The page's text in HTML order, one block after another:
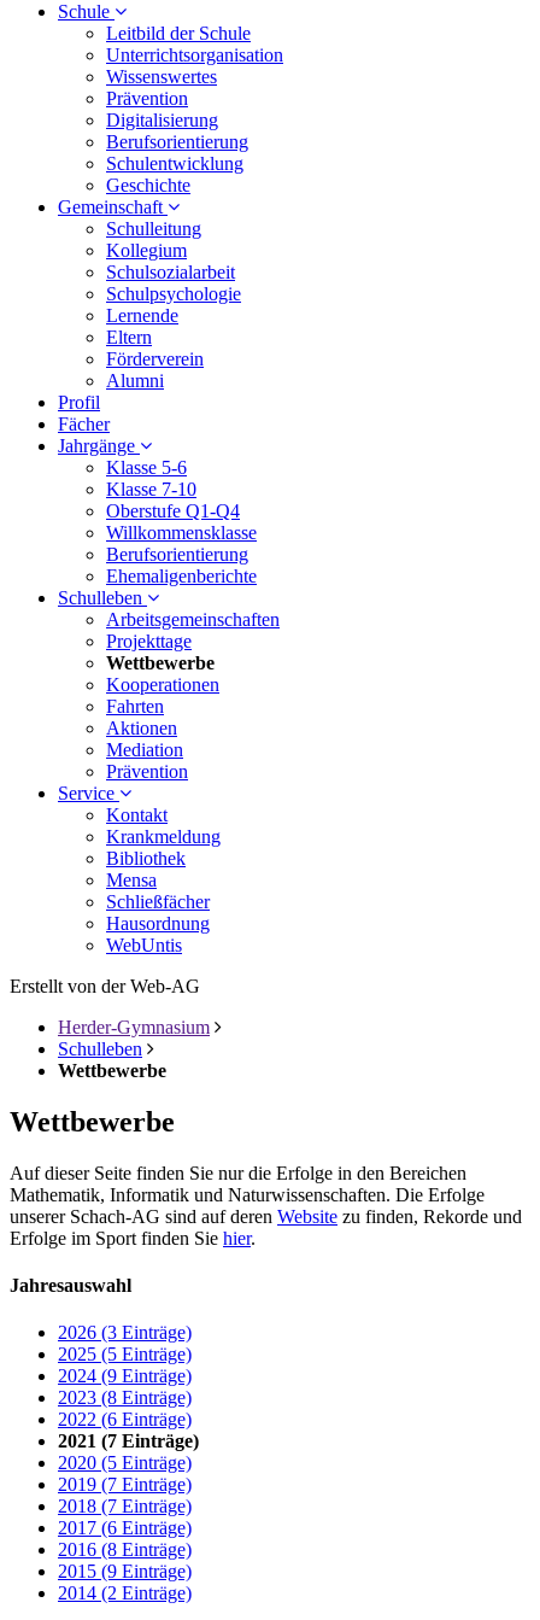
Schule
Leitbild der Schule
Unterrichtsorganisation
Wissenswertes
Prävention
Digitalisierung
Berufsorientierung
Schulentwicklung
Geschichte
Gemeinschaft
Schulleitung
Kollegium
Schulsozialarbeit
Schulpsychologie
Lernende
Eltern
Förderverein
Alumni
Profil
Fächer
Jahrgänge
Klasse 5-6
Klasse 7-10
Oberstufe Q1-Q4
Willkommensklasse
Berufsorientierung
Ehemaligenberichte
Schulleben
Arbeitsgemeinschaften
Projekttage
Wettbewerbe
Kooperationen
Fahrten
Aktionen
Mediation
Prävention
Service
Kontakt
Krankmeldung
Bibliothek
Mensa
Schließfächer
Hausordnung
WebUntis
Erstellt von der Web-AG
Herder-Gymnasium
Schulleben
Wettbewerbe
Wettbewerbe
Auf dieser Seite finden Sie nur die Erfolge in den Bereichen
Mathematik, Informatik und Naturwissenschaften. Die Erfolge
unserer Schach-AG sind auf deren Website zu finden, Rekorde und
Erfolge im Sport finden Sie hier.
Jahresauswahl
2026 (3 Einträge)
2025 (5 Einträge)
2024 (9 Einträge)
2023 (8 Einträge)
2022 (6 Einträge)
2021 (7 Einträge)
2020 (5 Einträge)
2019 (7 Einträge)
2018 (7 Einträge)
2017 (6 Einträge)
2016 (8 Einträge)
2015 (9 Einträge)
2014 (2 Einträge)